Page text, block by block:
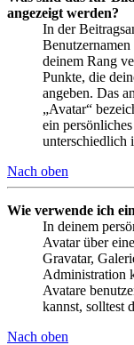
angezeigt werden?
In der
deinem Rang
Punkte, die
angeben. Das
„Avatar“
ein
unterschiedlich
Nach oben
Wie verwende ich
In deinem
Avatar über
Gravatar,
Administration
Avatare
kannst, solltest
Nach oben